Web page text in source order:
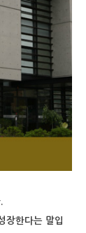
장한다는 말입